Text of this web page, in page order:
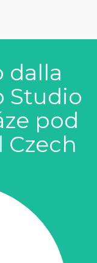
dalla
Studio
pod